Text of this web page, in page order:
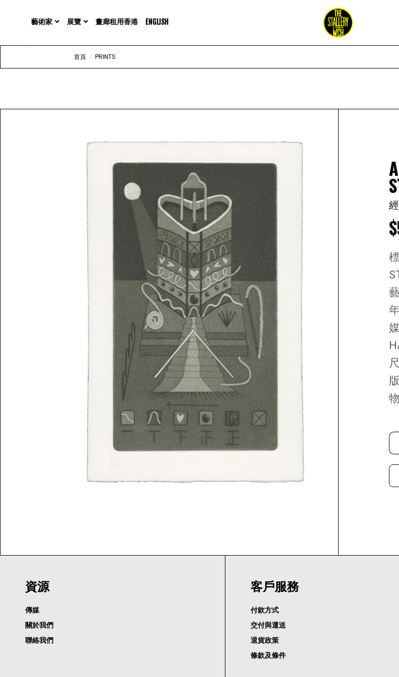
藝術家 展覽 畫廊租用香港 ENGLISH
首頁 / PRINTS
$
資源
傳媒
關於我們
聯絡我們
客戶服務
付款方式
交付與運送
退貨政策
條款及條件